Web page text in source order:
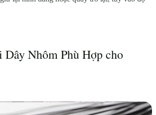
Dây Nhôm Phù Hợp cho